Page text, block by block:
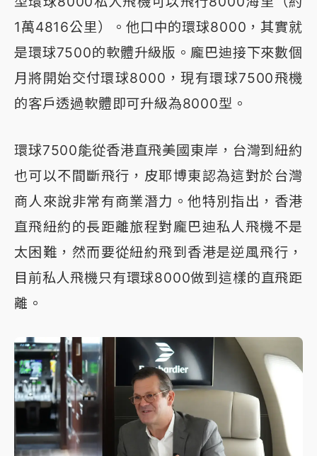
1萬4816公里）。他口中的環球8000，其實就
是環球7500的軟體升級版。龐巴迪接下來數個
月將開始交付環球8000，現有環球7500飛機
的客戶透過軟體即可升級為8000型。
環球7500能從香港直飛美國東岸，台灣到紐約
也可以不間斷飛行，皮耶博東認為這對於台灣
商人來說非常有商業潛力。他特別指出，香港
直飛紐約的長距離旅程對龐巴迪私人飛機不是
太困難，然而要從紐約飛到香港是逆風飛行，
目前私人飛機只有環球8000做到這樣的直飛距
離。